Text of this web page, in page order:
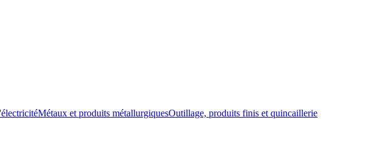
Métaux et produits métallurgiquesOutillage, produits finis et quincaillerie